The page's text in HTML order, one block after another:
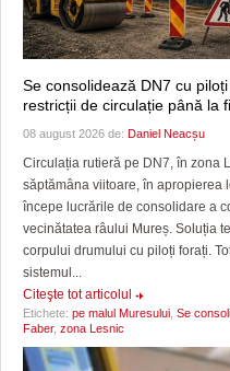
Se consolidează DN7 cu
restricții de circulație până la
08 august 2026 de: Daniel Neacșu
Circulația rutieră pe DN7, în zona
săptămâna viitoare, în apropierea
începe lucrările de consolidare a
vecinătatea râului Mureș. Soluția
corpului drumului cu piloți forați.
sistemul...
Citeşte tot articolul
Etichete: pe malul Muresului Se
Faber, zona Lesnic